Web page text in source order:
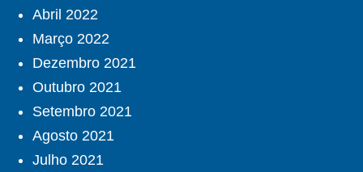
Abril 2022
Março 2022
Dezembro 2021
Outubro 2021
Setembro 2021
Agosto 2021
Julho 2021